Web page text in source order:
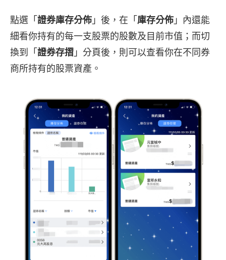
點選「 證券庫存分佈 」後，在「 庫存分佈 」內還能
細看你持有的每一支股票的股數及目前市值；而切
換到「 證券存摺 」分頁後，則可以查看你在不同券
商所持有的股票資產。